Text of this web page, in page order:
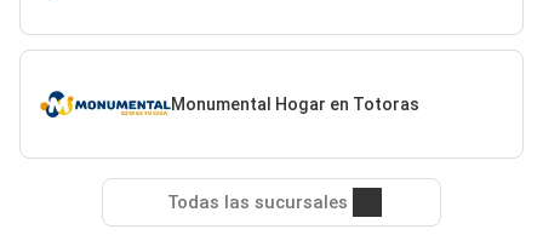
Monumental Hogar en Totoras
Todas las sucursales